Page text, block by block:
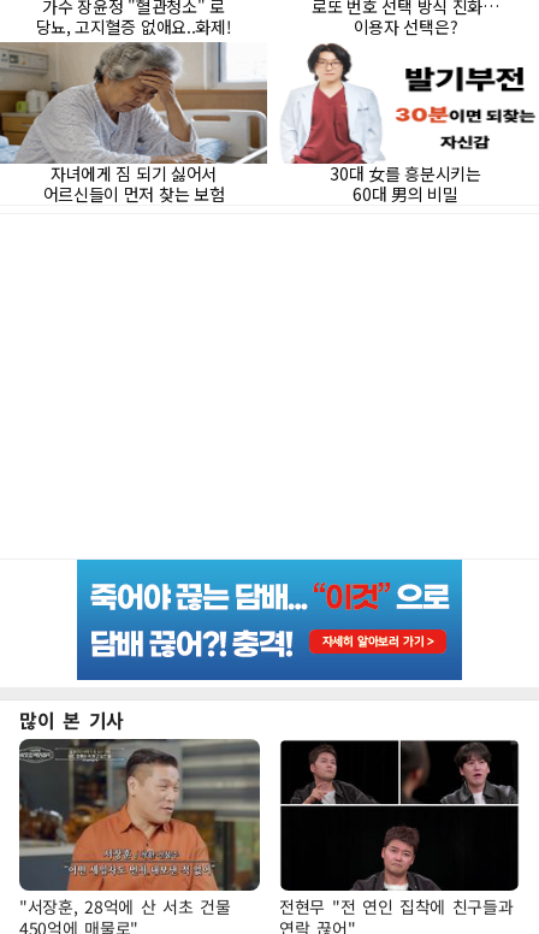
많이 본 기사
"서장훈, 28억에 산 서초 건물
450억에 매물로"
전현무 "전 연인 집착에 친구들과
연락 끊어"